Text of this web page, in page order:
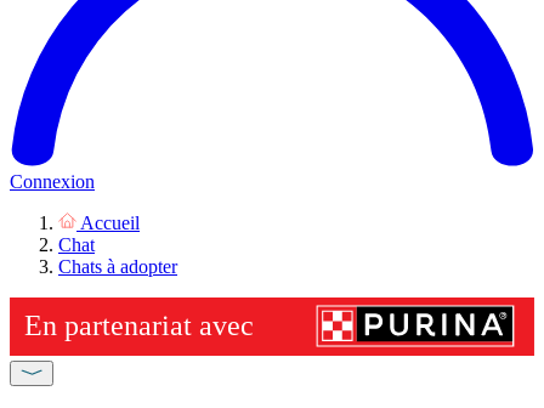
Connexion
Accueil
Chat
Chats à adopter